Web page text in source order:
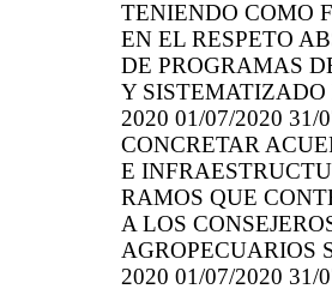
TENIENDO COMO
EN EL RESPETO
DE PROGRAMAS
Y SISTEMATIZADO
2020 01/07/2020
CONCRETAR
E
RAMOS QUE
A LOS
AGROPECUARIOS
2020 01/07/2020